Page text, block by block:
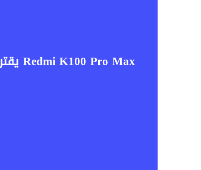
Redmi K100 Pro Max يقترب من الإطلاق.. بطارية ضخمة ومعالج رائد قد يجعلان الهاتف منافسًا قويًا في 2026